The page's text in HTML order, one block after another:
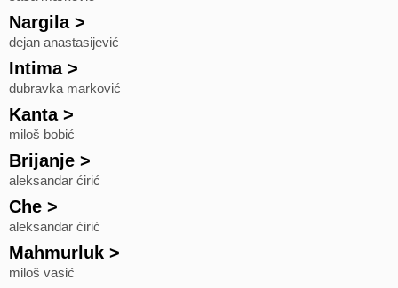
Nargila>
dejan anastasijević
Intima>
dubravka marković
Kanta>
miloš bobić
Brijanje >
aleksandar ćirić
Che >
aleksandar ćirić
Mahmurluk >
miloš vasić